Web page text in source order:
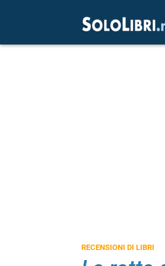
RECENSIONI DI LIBRI